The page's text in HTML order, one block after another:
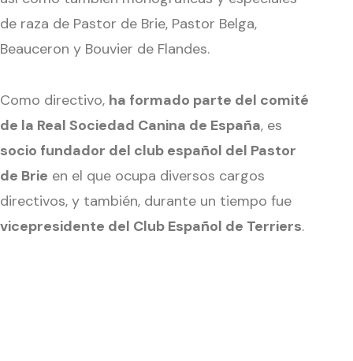
de raza de Pastor de Brie, Pastor Belga,
Beauceron y Bouvier de Flandes.
Como directivo, ha formado parte del comité
de la Real Sociedad Canina de España, es
socio fundador del club español del Pastor
de Brie en el que ocupa diversos cargos
directivos, y también, durante un tiempo fue
vicepresidente del Club Español de Terriers.